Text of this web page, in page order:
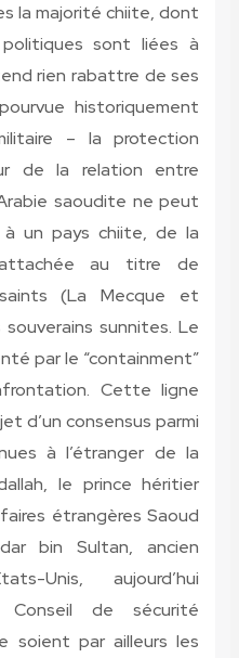
la majorité chiite, dont
sont liées à
rien rabattre de ses
historiquement
– la protection
de la relation entre
saoudite ne peut
un pays chiite, de la
attachée au titre de
(La Mecque et
sunnites. Le
par le “containment”
Cette ligne
d’un consensus parmi
à l’étranger de la
le prince héritier
étrangères Saoud
bin Sultan, ancien
Unis, aujourd’hui
Conseil de sécurité
soient par ailleurs les